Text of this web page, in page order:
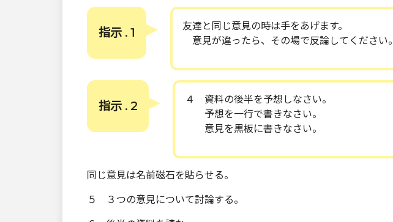
指示 . 1
友達と同じ意見の時は手をあげます。
意見が違ったら、その場で反論してください。
指示 . 2
４ 資料の後半を予想しなさい。
予想を一行で書きなさい。
意見を黒板に書きなさい。
同じ意見は名前磁石を貼らせる。
５ ３つの意見について討論する。